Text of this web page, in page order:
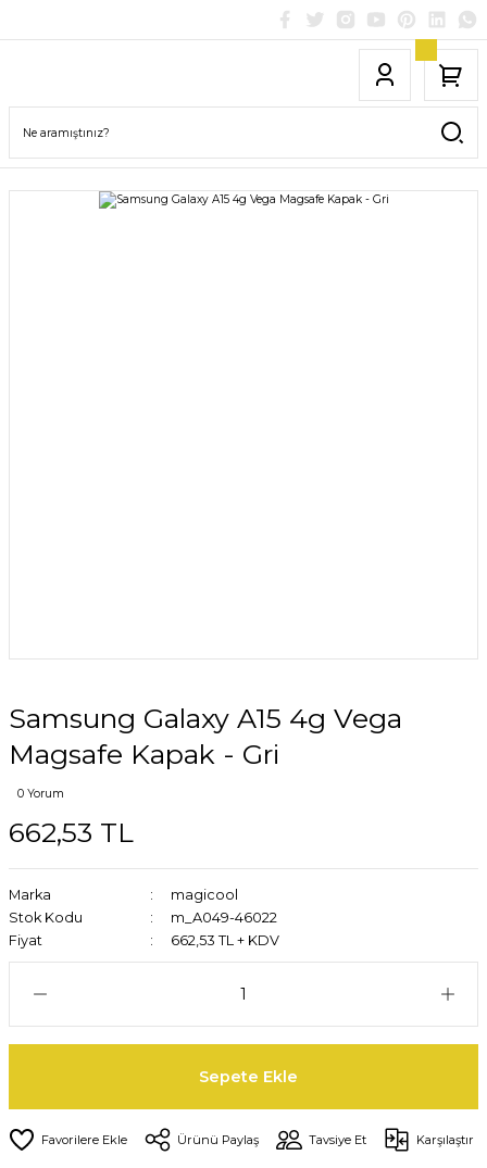
Samsung Galaxy A15 4g Vega
Magsafe Kapak - Gri
0 Yorum
662,53 TL
Marka
magicool
Stok Kodu
m_A049-46022
Fiyat
662,53 TL + KDV
Sepete Ekle
Ürünü Paylaş Tavsiye Et Karşılaştır